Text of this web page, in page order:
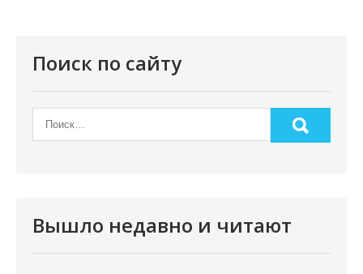
м
Поиск по сайту
Вышло недавно и читают